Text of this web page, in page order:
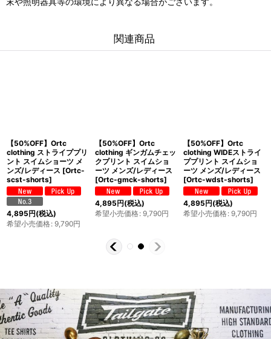
関連商品
【50%OFF】Ortc
clothing ストライププリ
ント スイムショーツ メ
ンズ/レディース [Ortc-
scst-shorts]
4,895円(税込)
希望小売価格: 9,790円
【50%OFF】Ortc
clothing ギンガムチェッ
クプリント スイムショ
ーツ メンズ/レディース
[Ortc-gmck-shorts]
4,895円(税込)
希望小売価格: 9,790円
【50%OFF】Ortc
clothing WIDEストライ
ププリント スイムショ
ーツ メンズ/レディース
[Ortc-wdst-shorts]
4,895円(税込)
希望小売価格: 9,790円